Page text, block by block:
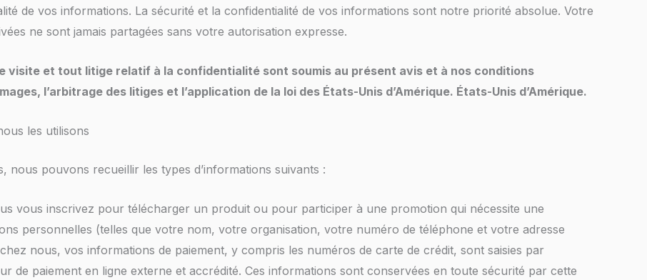
de vos informations. La sécurité et la confidentialité de vos informations sont notre priorité absolue. Votre
ne sont jamais partagées sans votre autorisation expresse.
visite et tout litige relatif à la confidentialité sont soumis au présent avis et à nos conditions
l’arbitrage des litiges et l’application de la loi des États-Unis d’Amérique. États-Unis d’Amérique.
les utilisons
pouvons recueillir les types d’informations suivants :
vous inscrivez pour télécharger un produit ou pour participer à une promotion qui nécessite une
personnelles (telles que votre nom, votre organisation, votre numéro de téléphone et votre adresse
nous, vos informations de paiement, y compris les numéros de carte de crédit, sont saisies par
de paiement en ligne externe et accrédité. Ces informations sont conservées en toute sécurité par cette